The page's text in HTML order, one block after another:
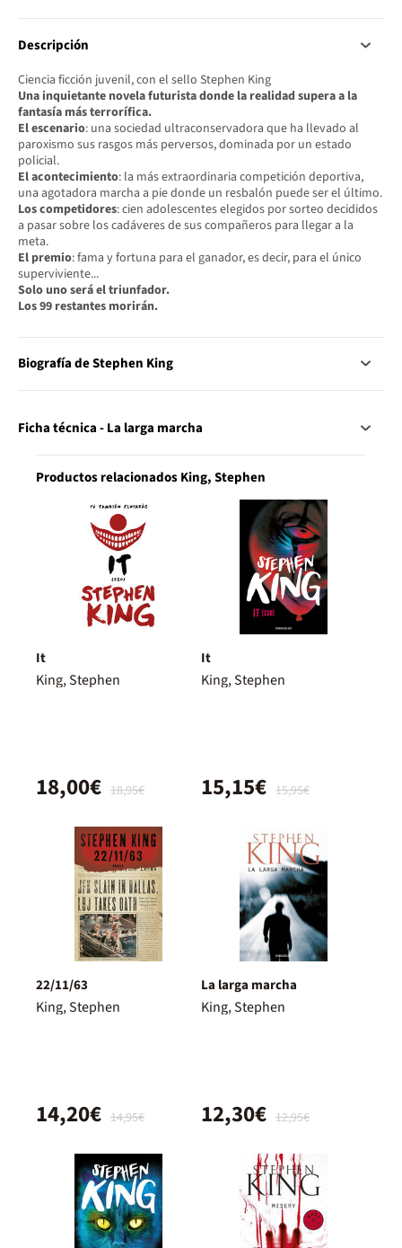
Descripción
Ciencia ficción juvenil, con el sello Stephen King
Una inquietante novela futurista donde la realidad supera a la
fantasía más terrorífica.
El escenario: una sociedad ultraconservadora que ha llevado al
paroxismo sus rasgos más perversos, dominada por un estado
policial.
El acontecimiento: la más extraordinaria competición deportiva,
una agotadora marcha a pie donde un resbalón puede ser el último.
Los competidores: cien adolescentes elegidos por sorteo decididos
a pasar sobre los cadáveres de sus compañeros para llegar a la
meta.
El premio: fama y fortuna para el ganador, es decir, para el único
superviviente...
Solo uno será el triunfador.
Los 99 restantes morirán.
Biografía de Stephen King
Ficha técnica - La larga marcha
Productos relacionados King, Stephen
It
King, Stephen
18,95€
18,00€
It
King, Stephen
15,95€
15,15€
22/11/63
King, Stephen
14,95€
14,20€
La larga marcha
King, Stephen
12,95€
12,30€